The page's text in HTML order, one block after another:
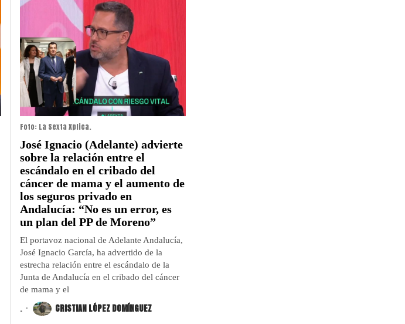
Foto: La Sexta Xplica.
José Ignacio (Adelante) advierte
sobre la relación entre el
escándalo en el cribado del
cáncer de mama y el aumento de
los seguros privado en
Andalucía: “No es un error, es
un plan del PP de Moreno”
El portavoz nacional de Adelante Andalucía,
José Ignacio García, ha advertido de la
estrecha relación entre el escándalo de la
Junta de Andalucía en el cribado del cáncer
de mama y el
. CRISTIAN LÓPEZ DOMÍNGUEZ